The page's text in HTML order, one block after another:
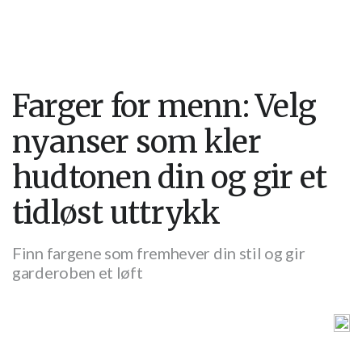
Farger for menn: Velg
nyanser som kler
hudtonen din og gir et
tidløst uttrykk
Finn fargene som fremhever din stil og gir
garderoben et løft